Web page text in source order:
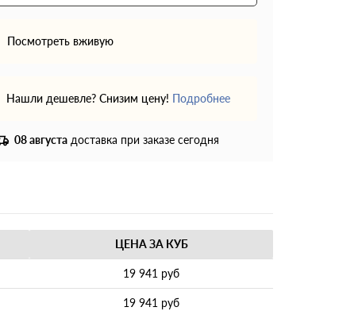
Посмотреть вживую
Нашли дешевле? Снизим цену! Подробнее
08 августа доставка при заказе сегодня
ЦЕНА ЗА КУБ
19 941 руб
19 941 руб